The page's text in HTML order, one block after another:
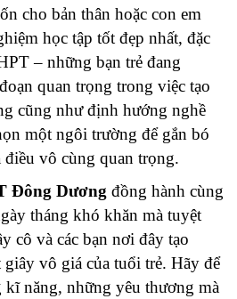
cho bản thân hoặc con em
học tập tốt đẹp nhất, đặc
– những bạn trẻ đang
quan trọng trong việc tạo
cũng như định hướng nghề
một ngôi trường để gắn bó
vô cùng quan trọng.​
Đông Dương đồng hành cùng
tháng khó khăn mà tuyệt
cô và các bạn nơi đây tạo
vô giá của tuổi trẻ. Hãy để
năng, những yêu thương mà